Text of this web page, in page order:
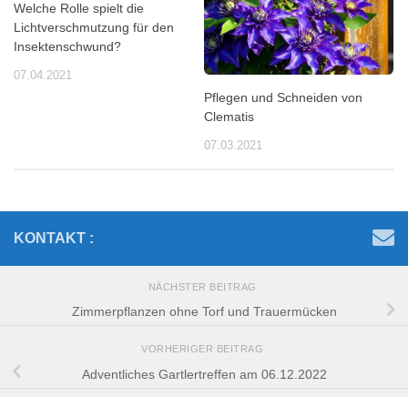
Welche Rolle spielt die
Lichtverschmutzung für den
Insektenschwund?
07.04.2021
Pflegen und Schneiden von
Clematis
07.03.2021
KONTAKT :
NÄCHSTER BEITRAG
Zimmerpflanzen ohne Torf und Trauermücken
VORHERIGER BEITRAG
Adventliches Gartlertreffen am 06.12.2022